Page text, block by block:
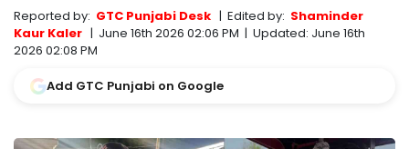
Reported by: GTC Punjabi Desk | Edited by: Shaminder
Kaur Kaler | June 16th 2026 02:06 PM | Updated: June 16th
2026 02:08 PM
Add GTC Punjabi on Google